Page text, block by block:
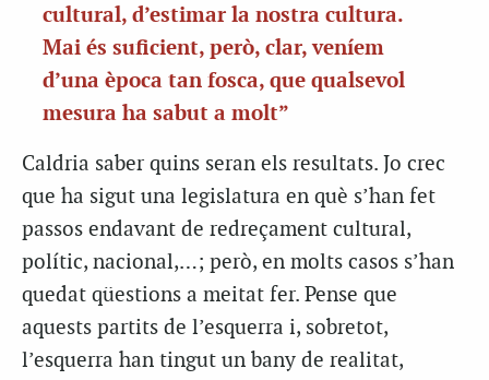
cultural, d’estimar la nostra cultura.
Mai és suficient, però, clar, veníem
d’una època tan fosca, que qualsevol
mesura ha sabut a molt”
Caldria saber quins seran els resultats. Jo crec
que ha sigut una legislatura en què s’han fet
passos endavant de redreçament cultural,
polític, nacional,…; però, en molts casos s’han
quedat qüestions a meitat fer. Pense que
aquests partits de l’esquerra i, sobretot,
l’esquerra han tingut un bany de realitat,